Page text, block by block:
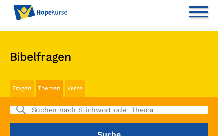
Bibelfragen
Fragen Themen Verse